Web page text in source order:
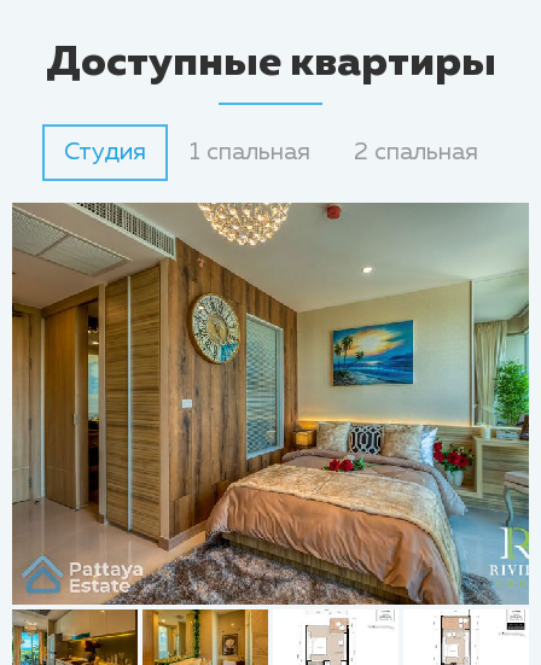
Доступные квартиры
Студия 1 спальная 2 спальная